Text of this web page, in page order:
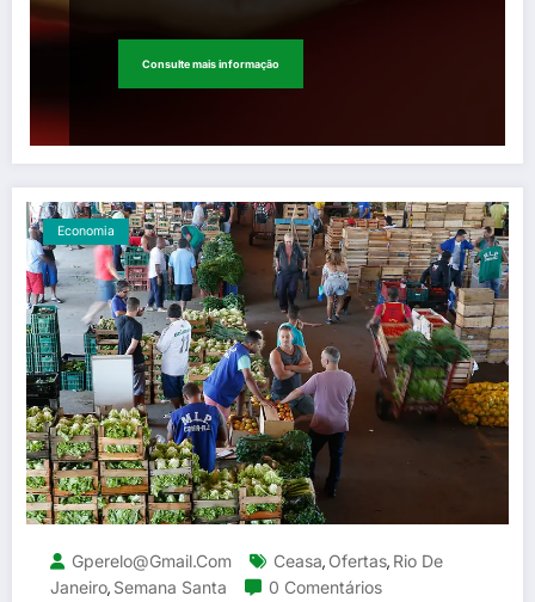
Consulte mais informação
Economia
Gperelo@gmail.com Ceasa, Ofertas, Rio De
Janeiro, Semana Santa 0 Comentários